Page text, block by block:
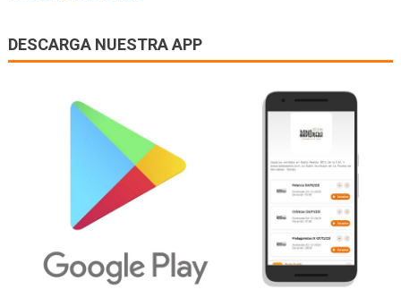
DESCARGA NUESTRA APP